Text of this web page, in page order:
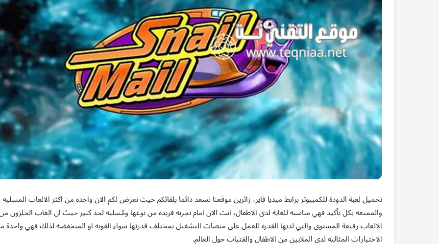
تحميل لعبة الدودة للكمبيوتر برابط ميديا فاير، زائرين موقعنا نسعد دائما بلقائكم حيث نعرض لكم الان واحده من اكثر الالعاب المسليه
والممتعه بكل تأكيد فهي مناسبه للغايه لدى الاطفال، انت الان امام تجربه فريده من نوعها ومُسليه لحد كبير حيث ان العاب الحلزون
الالعاب رفيعة المستوى والتي لديها القدره للعمل على منصات التشغيل بمختلف قدرتها سواء القويه او المنخفضه لذلك فهي واحدة
الاختيارات المثاليه لدى الملايين من الاطفال والفتيات حول العالم.